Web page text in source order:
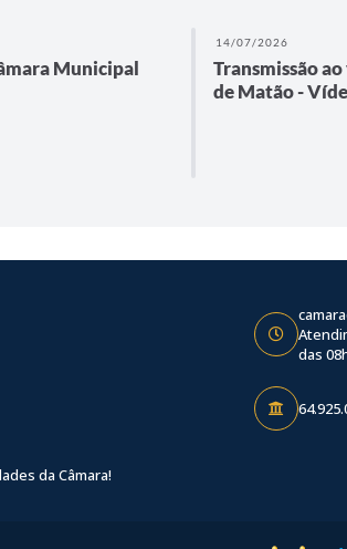
Municipal
14/07/2026
Transmissão
de Matão -
das
da Câmara!